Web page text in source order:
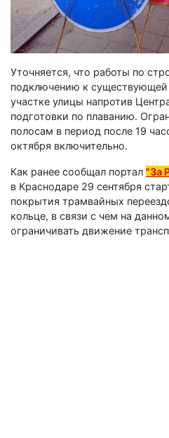
Уточняется, что работы по
подключению к существующей
участке улицы напротив
подготовки по плаванию.
полосам в период после 19
октября включительно.
Как ранее сообщал портал "За
в Краснодаре 29 сентября
покрытия трамвайных
кольце, в связи с чем на
ограничивать движение